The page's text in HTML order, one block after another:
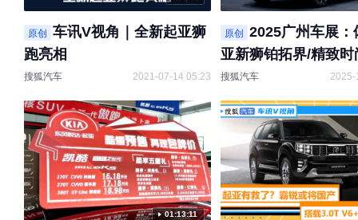
原创
车讯V视角｜全新起亚狮
跑亮相
搜狐汽车 2021-07-14 05:23
原创
2025广州车展：
亚新狮铂拓界/精致时
相承
搜狐汽车 2025-
01:13:11